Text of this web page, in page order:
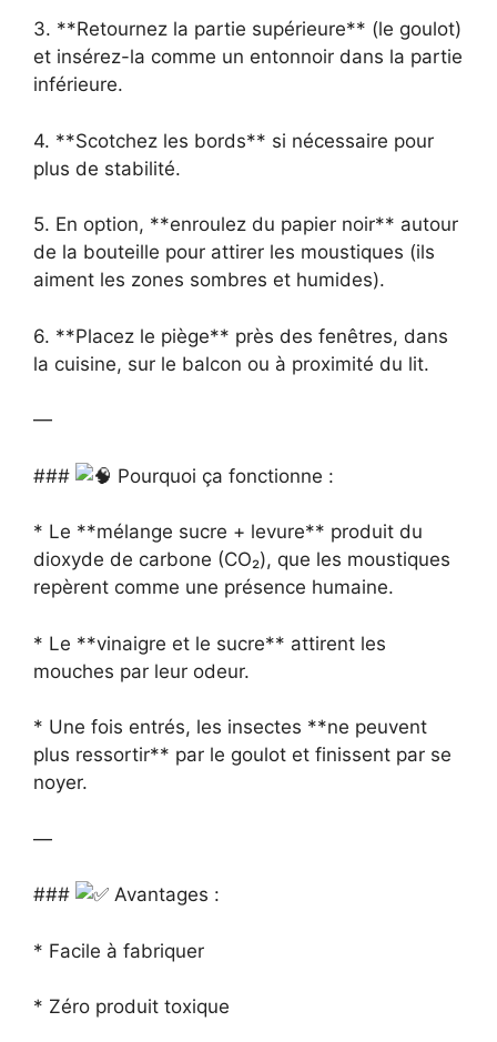
3. **Retournez la partie supérieure** (le goulot)
et insérez-la comme un entonnoir dans la partie
inférieure.
4. **Scotchez les bords** si nécessaire pour
plus de stabilité.
5. En option, **enroulez du papier noir** autour
de la bouteille pour attirer les moustiques (ils
aiment les zones sombres et humides).
6. **Placez le piège** près des fenêtres, dans
la cuisine, sur le balcon ou à proximité du lit.
—
### Pourquoi ça fonctionne :
* Le **mélange sucre + levure** produit du
dioxyde de carbone (CO₂), que les moustiques
repèrent comme une présence humaine.
* Le **vinaigre et le sucre** attirent les
mouches par leur odeur.
* Une fois entrés, les insectes **ne peuvent
plus ressortir** par le goulot et finissent par se
noyer.
—
### Avantages :
* Facile à fabriquer
* Zéro produit toxique